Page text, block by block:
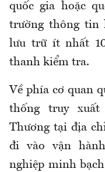
quốc gia hoặc
trường thông tin
lưu trữ ít nhất
thanh kiểm tra.
Về phía cơ quan
thống truy xuất
Thương tại địa
đi vào vận
nghiệp minh